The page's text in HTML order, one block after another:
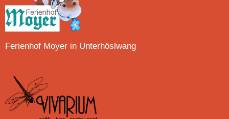
Ferienhof Moyer in Unterhöslwang